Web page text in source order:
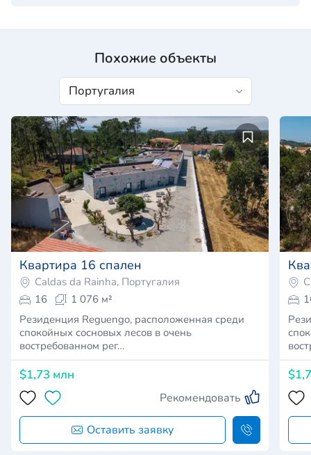
Похожие объекты
Квартира 16 спален
Caldas da Rainha, Португалия
16
1 076 м²
Резиденция Reguengo, расположенная среди
спокойных сосновых лесов в очень
востребованном рег…
$1,73 млн
Рекомендовать
Оставить заявку